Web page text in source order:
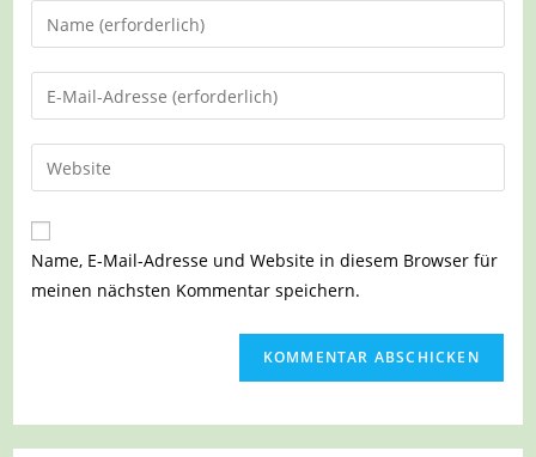
Gib
deinen
Namen
oder
zum
Kommentieren
ein
Gib
deine
E-
Mail-
zum
Kommentieren
ein
Gib
deine
Website-
URL
Name, E-Mail-Adresse und Website in diesem Browser für
meinen nächsten Kommentar speichern.